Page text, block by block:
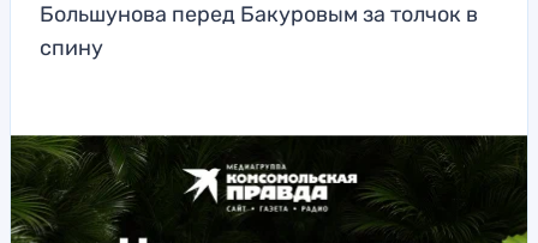
Большунова перед Бакуровым за толчок в
спину